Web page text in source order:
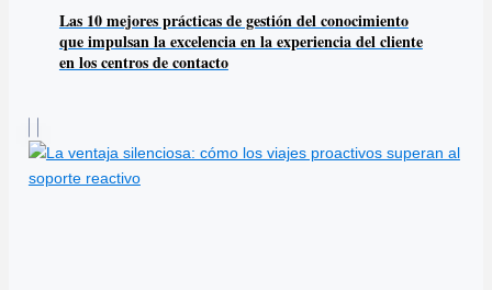
Las 10 mejores prácticas de gestión del conocimiento
que impulsan la excelencia en la experiencia del cliente
en los centros de contacto